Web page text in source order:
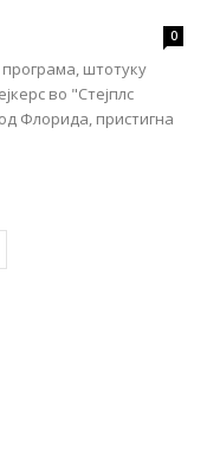
0
штотуку
во "Стејплс
Флорида, пристигна